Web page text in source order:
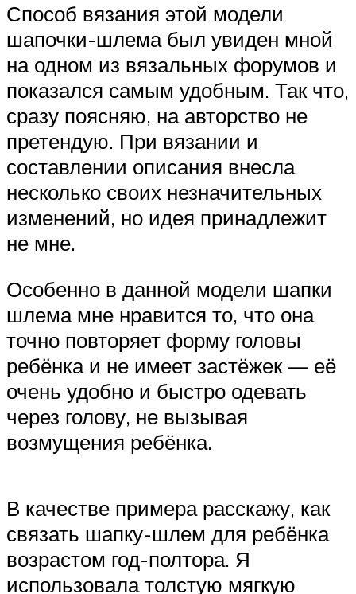
Способ вязания этой модели
шапочки-шлема был увиден мной
на одном из вязальных форумов и
показался самым удобным. Так что,
сразу поясняю, на авторство не
претендую. При вязании и
составлении описания внесла
несколько своих незначительных
изменений, но идея принадлежит
не мне.
Особенно в данной модели шапки
шлема мне нравится то, что она
точно повторяет форму головы
ребёнка и не имеет застёжек — её
очень удобно и быстро одевать
через голову, не вызывая
возмущения ребёнка.
В качестве примера расскажу, как
связать шапку-шлем для ребёнка
возрастом год-полтора. Я
использовала толстую мягкую